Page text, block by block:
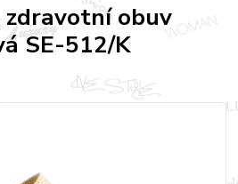
zdravotní obuv
SE-512/K